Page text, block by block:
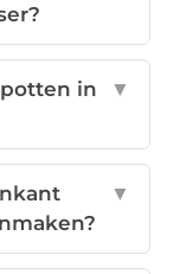
in
▼
▼